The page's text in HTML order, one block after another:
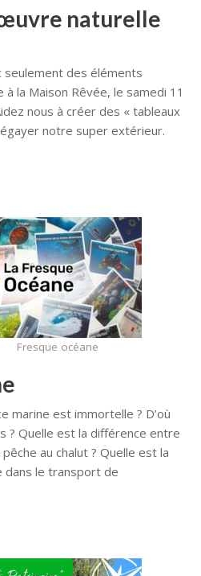
naturelle
seulement des éléments
à la Maison Rêvée, le samedi 11
nous à créer des « tableaux
notre super extérieur.
Fresque océane
marine est immortelle ? D’où
? Quelle est la différence entre
au chalut ? Quelle est la
le transport de